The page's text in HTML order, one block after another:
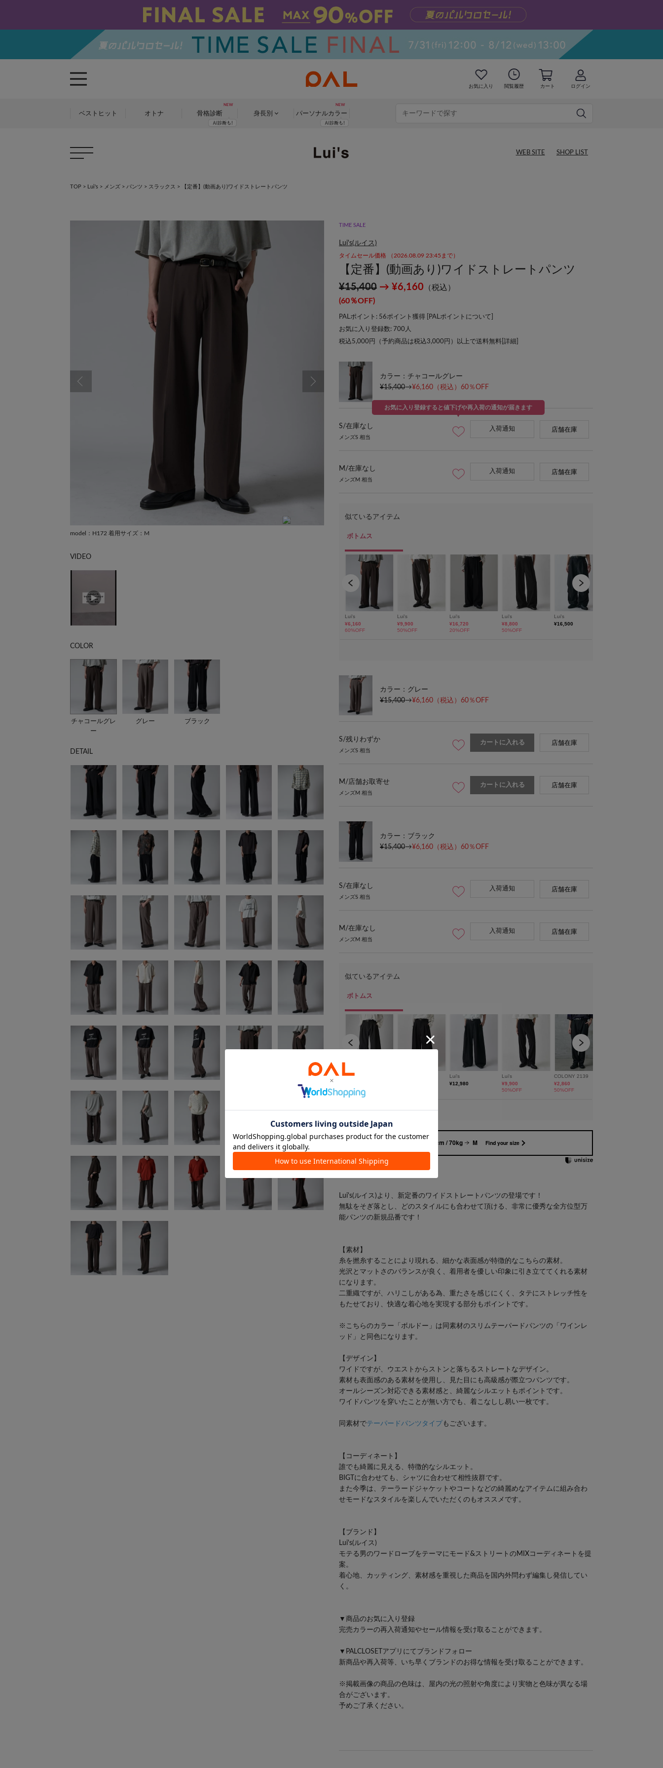
お気に入り 閲覧履歴 カート ログイン
ベストヒット オトナ 骨格診断 身長別 パーソナルカラー
WEB SITE SHOP LIST
TOP > Lui's > メンズ > パンツ > スラックス > 【定番】(動画あり)ワイドストレートパンツ
model：H172 着用サイズ：M model：H172 着用サイズ：M
VIDEO
COLOR
チャコールグレ
ー
グレー ブラック
DETAIL
TIME SALE
Lui's(ルイス)
タイムセール価格 （2026.08.09 23:45まで）
【定番】(動画あり)ワイドストレートパンツ
¥15,400 → ¥6,160 （税込）
(60％OFF)
PALポイント: 56ポイント獲得 [ PALポイントについて
お気に入り登録数: 700 人
税込5,000円（予約商品は税込3,000円）以上で送料無料[ 詳細
カラー：チャコールグレー
¥15,400→¥6,160 （税込）60％OFF
S/在庫なし
メンズS 相当
お気に入り登録すると値下げや再入荷の通知が届きます
入荷通知 店舗在庫
M/在庫なし
メンズM 相当
入荷通知 店舗在庫
カラー：グレー
¥15,400→¥6,160 （税込）60％OFF
S/残りわずか
メンズS 相当
カートに入れる 店舗在庫
M/ 店舗お取寄せ
メンズM 相当
カートに入れる 店舗在庫
カラー：ブラック
¥15,400→¥6,160 （税込）60％OFF
S/在庫なし
メンズS 相当
入荷通知 店舗在庫
M/在庫なし
メンズM 相当
入荷通知 店舗在庫
173cm / 70kg M Find your size
Lui's(ルイス)より、新定番のワイドストレートパンツの登場です！
無駄をそぎ落とし、どのスタイルにも合わせて頂ける、非常に優秀な全方位型万
能パンツの新規品番です！
【素材】
糸を撚糸することにより現れる、細かな表面感が特徴的なこちらの素材。
光沢とマットさのバランスが良く、着用者を優しい印象に引き立ててくれる素材
になります。
二重織ですが、ハリこしがある為、重たさを感じにくく、タテにストレッチ性を
もたせており、快適な着心地を実現する部分もポイントです。
※こちらのカラー「ボルドー」は同素材のスリムテーパードパンツの「ワインレ
ッド」と同色になります。
【デザイン】
ワイドですが、ウエストからストンと落ちるストレートなデザイン。
素材も表面感のある素材を使用し、見た目にも高級感が際立つパンツです。
オールシーズン対応できる素材感と、綺麗なシルエットもポイントです。
ワイドパンツを穿いたことが無い方でも、着こなしし易い一枚です。
同素材でテーパードパンツタイプもございます。
【コーディネート】
誰でも綺麗に見える、特徴的なシルエット。
BIGTに合わせても、シャツに合わせて相性抜群です。
また今季は、テーラードジャケットやコートなどの綺麗めなアイテムに組み合わ
せモードなスタイルを楽しんでいただくのもオススメです。
【ブランド】
Lui's(ルイス)
モテる男のワードローブをテーマにモード&ストリートのMIXコーディネートを提
案。
着心地、カッティング、素材感を重視した商品を国内外問わず編集し発信してい
く。
▼商品のお気に入り登録
完売カラーの再入荷通知やセール情報を受け取ることができます。
▼PALCLOSETアプリにてブランドフォロー
新商品や再入荷等、いち早くブランドのお得な情報を受け取ることができます。
※掲載画像の商品の色味は、屋内の光の照射や角度により実物と色味が異なる場
合がございます。
予めご了承ください。